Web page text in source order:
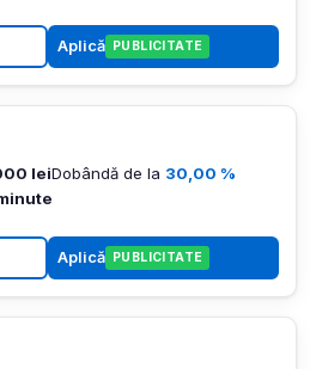
Aplică PUBLICITATE
leiDobândă de la 30,00 %
Aplică PUBLICITATE